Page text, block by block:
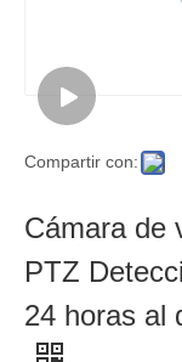
Compartir con:
Cámara de
PTZ
24 horas al